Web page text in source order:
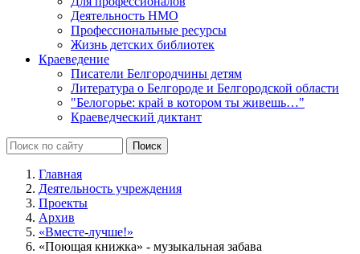
Деятельность НМО
Профессиональные ресурсы
Жизнь детских библиотек
Краеведение
Писатели Белгородчины детям
Литература о Белгороде и Белгородской области
"Белогорье: край в котором ты живешь…"
Краеведческий диктант
Главная
Деятельность учреждения
Проекты
Архив
«Вместе-лучше!»
«Поющая книжка» - музыкальная забава